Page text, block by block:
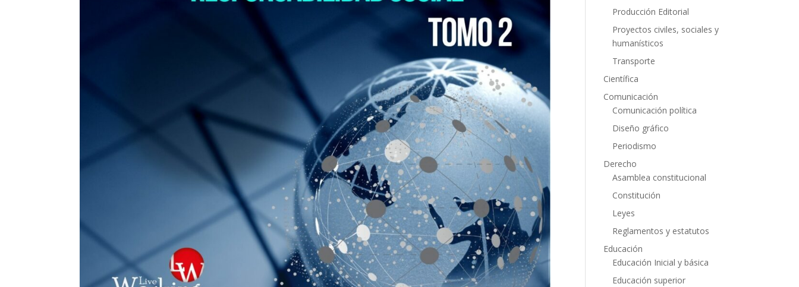
Producción Editorial
Proyectos civiles, sociales y
humanísticos
Transporte
Científica
Comunicación
Comunicación política
Diseño gráfico
Periodismo
Derecho
Asamblea constitucional
Constitución
Leyes
Reglamentos y estatutos
Educación
Educación Inicial y básica
Educación superior